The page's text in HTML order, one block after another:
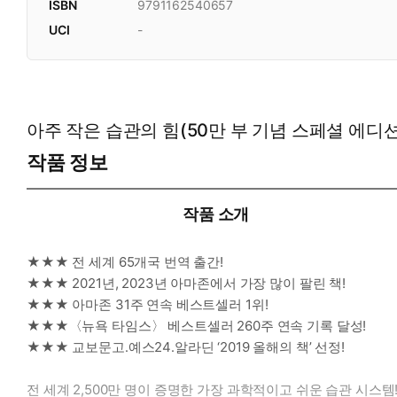
ISBN
9791162540657
UCI
-
아주 작은 습관의 힘(50만 부 기념 스페셜 에디
작품 정보
작품 소개
★★★ 전 세계 65개국 번역 출간!
★★★ 2021년, 2023년 아마존에서 가장 많이 팔린 책!
★★★ 아마존 31주 연속 베스트셀러 1위!
★★★〈뉴욕 타임스〉 베스트셀러 260주 연속 기록 달성!
★★★ 교보문고․예스24․알라딘 ‘2019 올해의 책’ 선정!
전 세계 2,500만 명이 증명한 가장 과학적이고 쉬운 습관 시스템!